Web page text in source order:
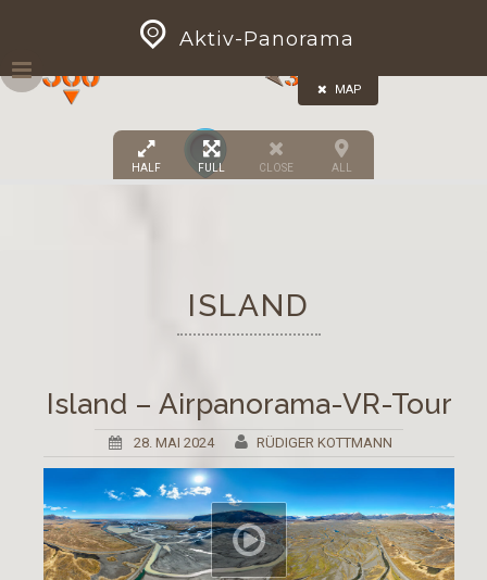
content
Aktiv-Panorama
MAP
4
HALF FULL CLOSE ALL
ISLAND
Island – Airpanorama-VR-Tour
28. MAI 2024 RÜDIGER KOTTMANN